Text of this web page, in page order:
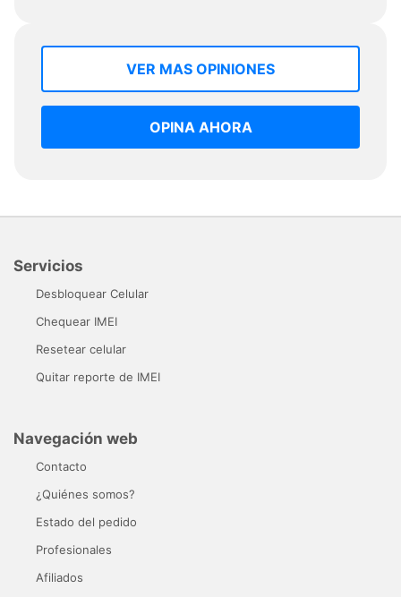
VER MAS OPINIONES
OPINA AHORA
Servicios
Desbloquear Celular
Chequear IMEI
Resetear celular
Quitar reporte de IMEI
Navegación web
Contacto
¿Quiénes somos?
Estado del pedido
Profesionales
Afiliados